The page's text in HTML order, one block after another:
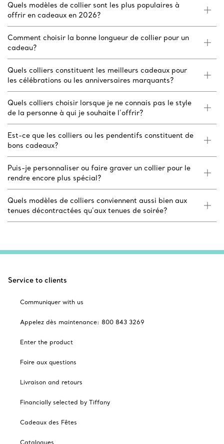
Quels modèles de collier sont les plus populaires à
offrir en cadeaux en 2026?
Comment choisir la bonne longueur de collier pour un
cadeau?
Quels colliers constituent les meilleurs cadeaux pour
les célébrations ou les anniversaires marquants?
Quels colliers choisir lorsque je ne connais pas le style
de la personne à qui je souhaite l’offrir?
Est-ce que les colliers ou les pendentifs constituent de
bons cadeaux?
Puis-je personnaliser ou faire graver un collier pour le
rendre encore plus spécial?
Quels modèles de colliers conviennent aussi bien aux
tenues décontractées qu’aux tenues de soirée?
Service to clients
Communiquer with us
Appelez dès maintenance: 800 843 3269
Enter the product
Foire aux questions
Livraison and retours
Financially selected by Tiffany
Cadeaux des Fêtes
Catalogues